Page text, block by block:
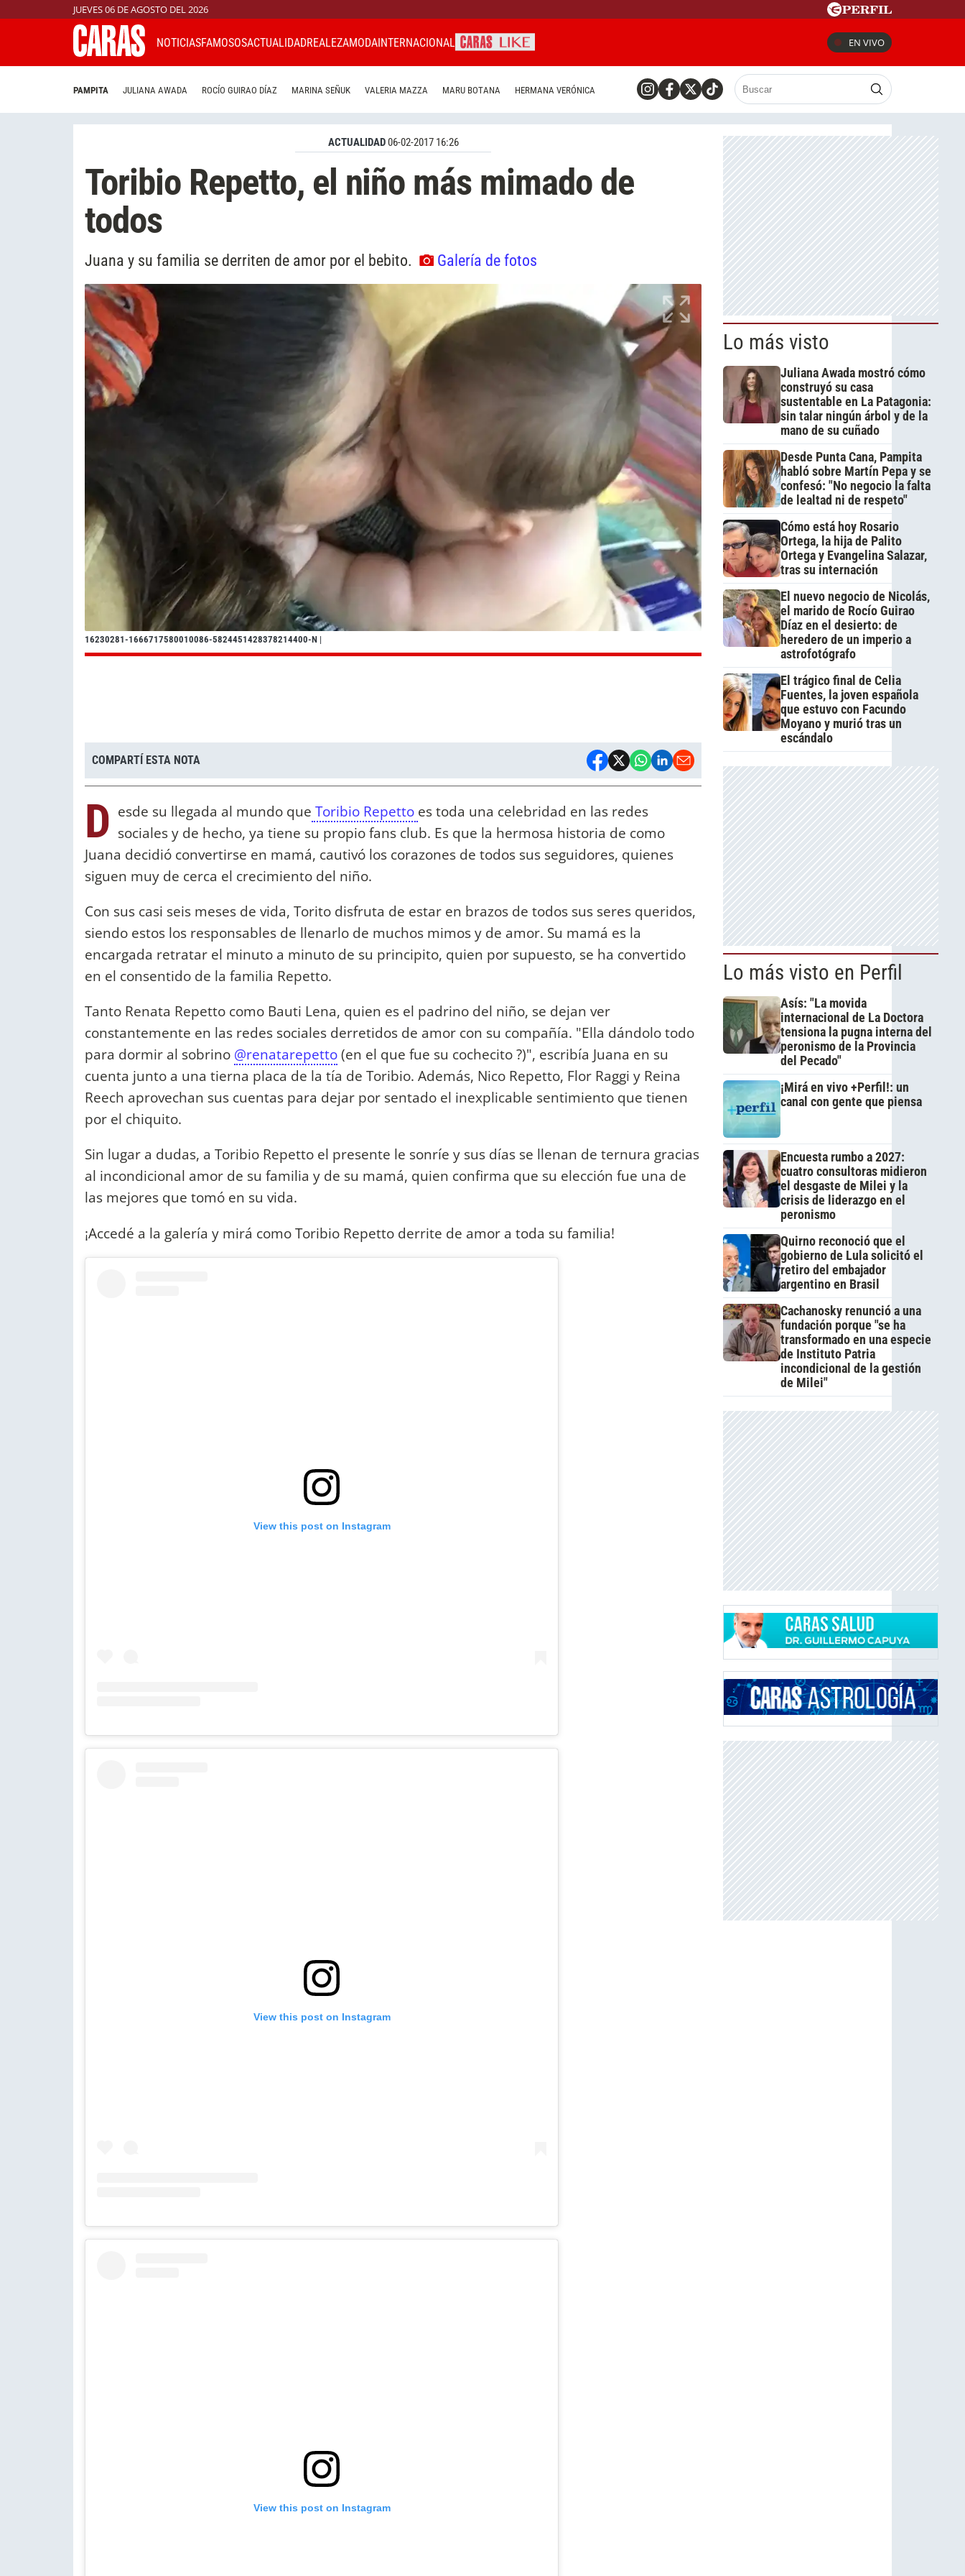
JUEVES 06 DE AGOSTO DEL 2026
NOTICIASFAMOSOSACTUALIDADREALEZAMODAINTERNACIONAL EN VIVO
PAMPITA JULIANA AWADA ROCÍO GUIRAO DÍAZ MARINA SEÑUK VALERIA MAZZA MARU BOTANA HERMANA VERÓNICA
ACTUALIDAD06-02-2017 16:26
Toribio Repetto, el niño más mimado de
todos
Juana y su familia se derriten de amor por el bebito. Galería de fotos
16230281-1666717580010086-5824451428378214400-N |
COMPARTÍ ESTA NOTA
D esde su llegada al mundo que Toribio Repetto es toda una celebridad en las redes
sociales y de hecho, ya tiene su propio fans club. Es que la hermosa historia de como
Juana decidió convertirse en mamá, cautivó los corazones de todos sus seguidores, quienes
siguen muy de cerca el crecimiento del niño.
Con sus casi seis meses de vida, Torito disfruta de estar en brazos de todos sus seres queridos,
siendo estos los responsables de llenarlo de muchos mimos y de amor. Su mamá es la
encargada retratar el minuto a minuto de su principito, quien por supuesto, se ha convertido
en el consentido de la familia Repetto.
Tanto Renata Repetto como Bauti Lena, quien es el padrino del niño, se dejan ver
constantemente en las redes sociales derretidos de amor con su compañía. "Ella dándolo todo
para dormir al sobrino @renatarepetto(en el que fue su cochecito ?)", escribía Juana en su
cuenta junto a una tierna placa de la tía de Toribio. Además, Nico Repetto, Flor Raggi y Reina
Reech aprovechan sus cuentas para dejar por sentado el inexplicable sentimiento que tienen
por el chiquito.
Sin lugar a dudas, a Toribio Repetto el presente le sonríe y sus días se llenan de ternura gracias
al incondicional amor de su familia y de su mamá, quien confirma que su elección fue una de
las mejores que tomó en su vida.
¡Accedé a la galería y mirá como Toribio Repetto derrite de amor a toda su familia!
View this post on Instagram
View this post on Instagram
View this post on Instagram
Lo más visto
Juliana Awada mostró cómo
construyó su casa
sustentable en La Patagonia:
sin talar ningún árbol y de la
mano de su cuñado
Desde Punta Cana, Pampita
habló sobre Martín Pepa y se
confesó: "No negocio la falta
de lealtad ni de respeto"
Cómo está hoy Rosario
Ortega, la hija de Palito
Ortega y Evangelina Salazar,
tras su internación
El nuevo negocio de Nicolás,
el marido de Rocío Guirao
Díaz en el desierto: de
heredero de un imperio a
astrofotógrafo
El trágico final de Celia
Fuentes, la joven española
que estuvo con Facundo
Moyano y murió tras un
escándalo
Lo más visto en Perfil
Asís: "La movida
internacional de La Doctora
tensiona la pugna interna del
peronismo de la Provincia
del Pecado"
¡Mirá en vivo +Perfil!: un
canal con gente que piensa
Encuesta rumbo a 2027:
cuatro consultoras midieron
el desgaste de Milei y la
crisis de liderazgo en el
peronismo
Quirno reconoció que el
gobierno de Lula solicitó el
retiro del embajador
argentino en Brasil
Cachanosky renunció a una
fundación porque "se ha
transformado en una especie
de Instituto Patria
incondicional de la gestión
de Milei"